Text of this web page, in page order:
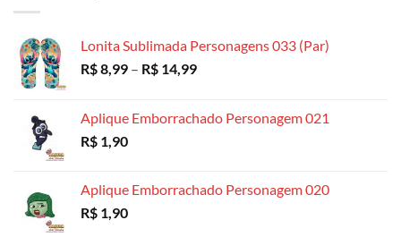
Lonita Sublimada Personagens 033 (Par)
R$8,99 – R$ 14,99Faixa
R$ 8,99
Aplique Emborrachado Personagem 021
R$ 1,90
Aplique Emborrachado Personagem 020
R$ 1,90